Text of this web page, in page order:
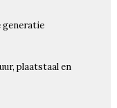
generatie
plaatstaal en